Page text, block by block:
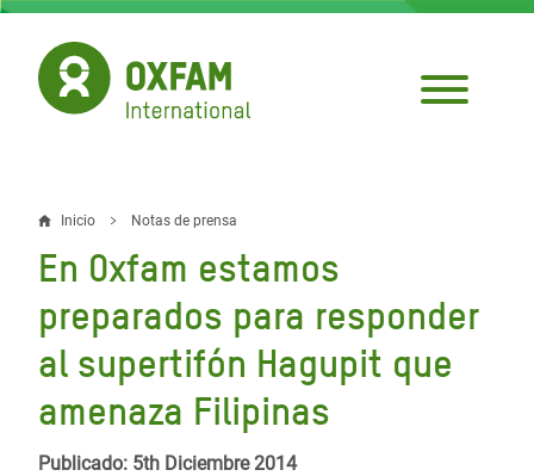
Pasar
contenido
principal
Sobrescribir
enlaces
de
ayuda
a
la
Inicio Notas de prensa
En Oxfam estamos
preparados para responder
al supertifón Hagupit que
amenaza Filipinas
Publicado: 5th Diciembre 2014